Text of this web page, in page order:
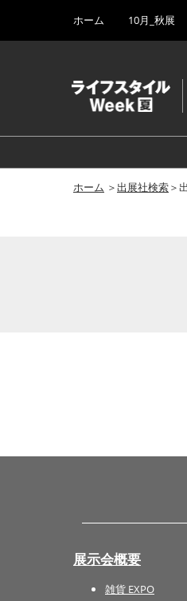
キ
し
to
ホーム 10月_秋展
ホーム ＞出展社検索＞
展示会概要
雑貨 EXPO